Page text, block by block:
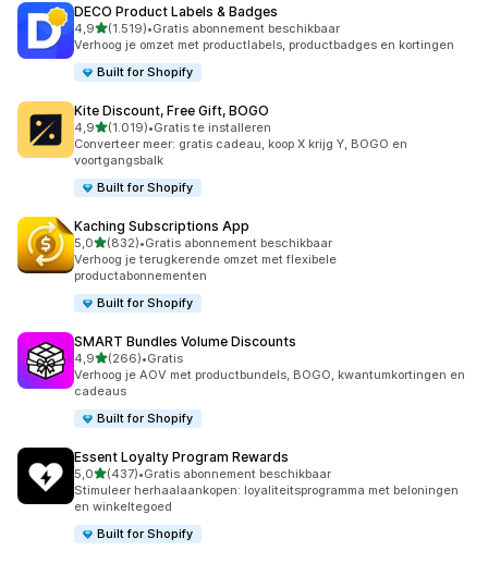
DECO Product Labels & Badges
4,9van 5 sterren
(1.519)
1519 recensies in totaal
•Gratis abonnement beschikbaar
Verhoog je omzet met productlabels, productbadges en kortingen
Built for Shopify
Kite Discount, Free Gift, BOGO
4,9van 5 sterren
(1.019)
1019 recensies in totaal
•Gratis te installeren
Converteer meer: gratis cadeau, koop X krijg Y, BOGO en
voortgangsbalk
Built for Shopify
Kaching Subscriptions App
5,0van 5 sterren
(832)
832 recensies in totaal
•Gratis abonnement beschikbaar
Verhoog je terugkerende omzet met flexibele
productabonnementen
Built for Shopify
SMART Bundles Volume Discounts
4,9van 5 sterren
(266)
266 recensies in totaal
•Gratis
Verhoog je AOV met productbundels, BOGO, kwantumkortingen en
cadeaus
Built for Shopify
Essent Loyalty Program Rewards
5,0van 5 sterren
(437)
437 recensies in totaal
•Gratis abonnement beschikbaar
Stimuleer herhaalaankopen: loyaliteitsprogramma met beloningen
en winkeltegoed
Built for Shopify